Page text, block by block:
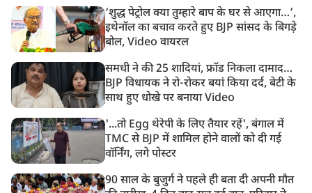
10:39 AM
रांची में छात्रों का विधानसभा मार्च शुरू, BJP ने भी CM आवास
घेरा
‘शुद्ध पेट्रोल क्या तुम्हारे बाप के घर से आएगा…’,
इथेनॉल का बचाव करते हुए BJP सांसद के बिगड़े
बोल, Video वायरल
समधी ने की 25 शादियां, फ्रॉड निकला दामाद…
BJP विधायक ने रो-रोकर बयां किया दर्द, बेटी के
साथ हुए धोखे पर बनाया Video
'...तो Egg थेरेपी के लिए तैयार रहें', बंगाल में
TMC से BJP में शामिल होने वालों को दी गई
वॉर्निंग, लगे पोस्टर
90 साल के बुजुर्ग ने पहले ही बता दी अपनी मौत